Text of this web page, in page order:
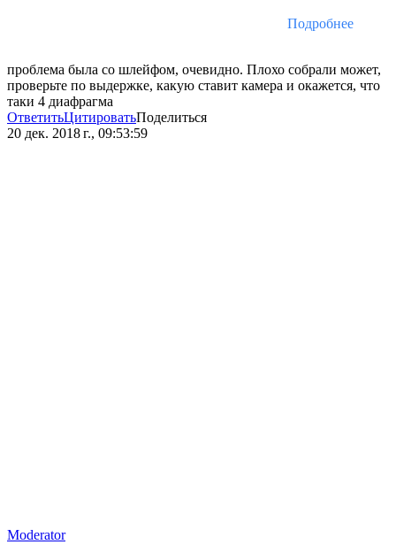
Подробнее
проблема была со шлейфом, очевидно. Плохо собрали может,
проверьте по выдержке, какую ставит камера и окажется, что
таки 4 диафрагма
ОтветитьЦитироватьПоделиться
20 дек. 2018 г., 09:53:59
Moderator